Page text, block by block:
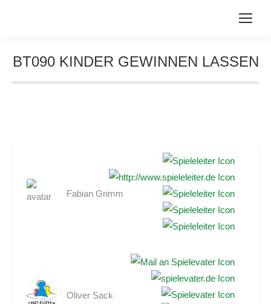
BT090 KINDER GEWINNEN LASSEN
Fabian Grimm
Oliver Sack